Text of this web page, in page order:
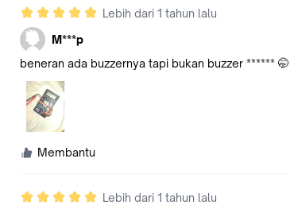
Lebih dari 1 tahun lalu
M***p
beneran ada buzzernya tapi bukan buzzer ****** 🤭
Membantu
Lebih dari 1 tahun lalu